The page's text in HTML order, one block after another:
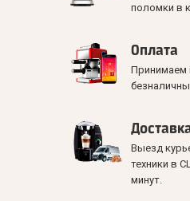
поломки в
Оплата
Принимаем
Выезд
техники в
минут.